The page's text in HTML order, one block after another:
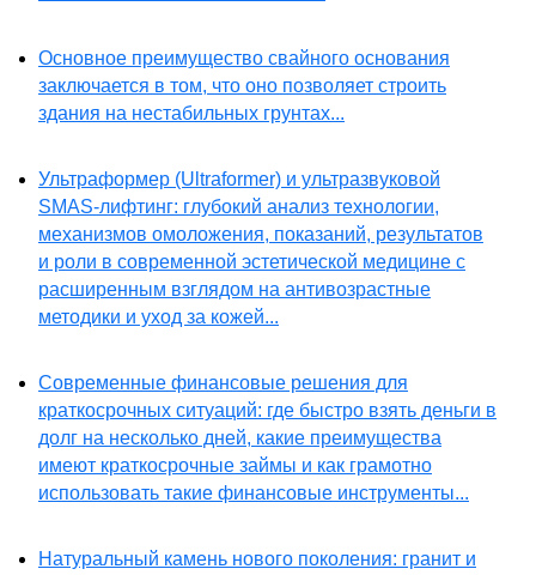
Основное преимущество свайного основания
заключается в том, что оно позволяет строить
здания на нестабильных грунтах...
Ультраформер (Ultraformer) и ультразвуковой
SMAS-лифтинг: глубокий анализ технологии,
механизмов омоложения, показаний, результатов
и роли в современной эстетической медицине с
расширенным взглядом на антивозрастные
методики и уход за кожей...
Современные финансовые решения для
краткосрочных ситуаций: где быстро взять деньги в
долг на несколько дней, какие преимущества
имеют краткосрочные займы и как грамотно
использовать такие финансовые инструменты...
Натуральный камень нового поколения: гранит и